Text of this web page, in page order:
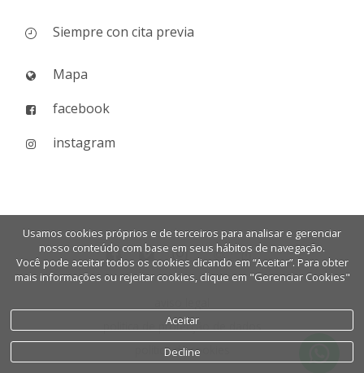
Siempre con cita previa
Mapa
facebook
instagram
politica de protecção de dados
política de cookies
Usamos cookies próprios e de terceiros para analisar e gerenciar
nosso conteúdo com base em seus hábitos de navegação.
Você pode aceitar todos os cookies clicando em “Aceitar”. Para obter
mais informações ou rejeitar cookies, clique em "Gerenciar Cookies"
Aceitar
Decline